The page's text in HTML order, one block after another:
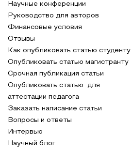
Научные конференции
Руководство для авторов
Финансовые условия
Отзывы
Как опубликовать статью студенту
Опубликовать статью магистранту
Срочная публикация статьи
Опубликовать статью для
аттестации педагога
Заказать написание статьи
Вопросы и ответы
Интервью
Научный блог